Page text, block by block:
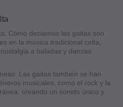
Cómo deciamos las gaitas son
en la música tradicional celta,
a baladas y danzas
Las gaitas también se han
musicales, como el rock y la
creando un sonido único y